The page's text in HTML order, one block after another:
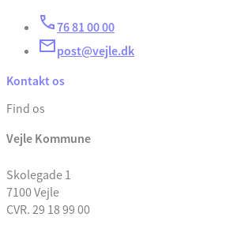
76 81 00 00
post@vejle.dk
Kontakt os
Find os
Vejle Kommune
Skolegade 1
7100 Vejle
CVR. 29 18 99 00